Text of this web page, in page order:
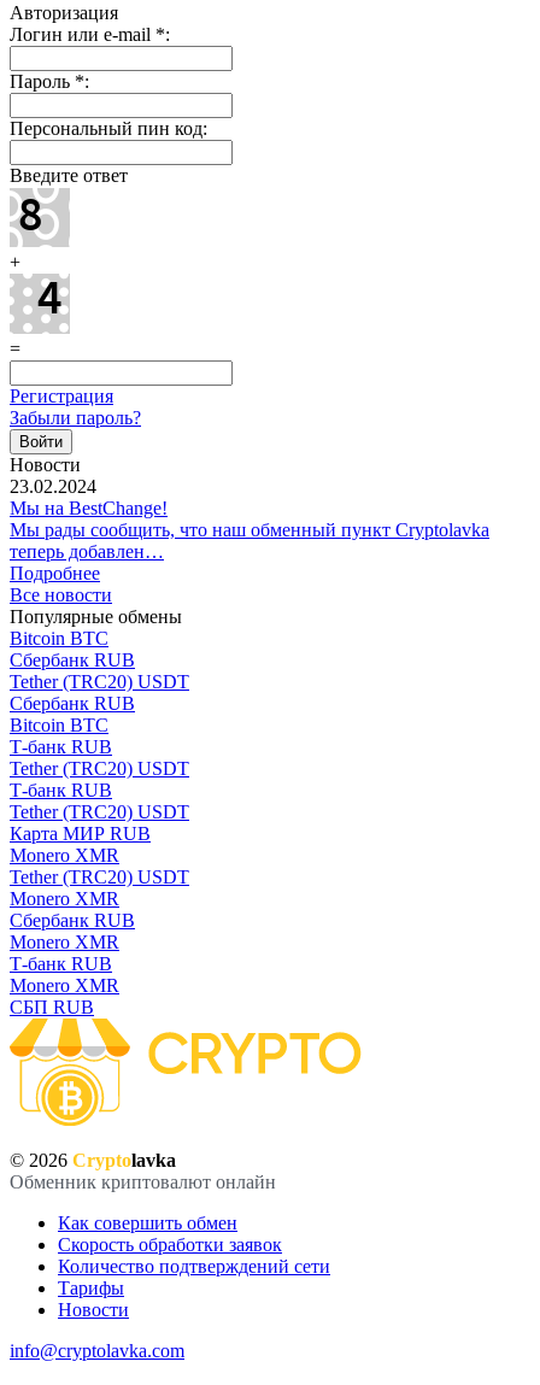
Авторизация
Логин или e-mail *:
Пароль *:
Персональный пин код:
Введите ответ
+
=
Регистрация
Забыли пароль?
Новости
23.02.2024
Мы на BestChange!
Мы рады сообщить, что наш обменный пункт Cryptolavka
теперь добавлен…
Подробнее
Все новости
Популярные обмены
Bitcoin BTC
Сбербанк RUB
Tether (TRC20) USDT
Сбербанк RUB
Bitcoin BTC
Т-банк RUB
Tether (TRC20) USDT
Т-банк RUB
Tether (TRC20) USDT
Карта МИР RUB
Monero XMR
Tether (TRC20) USDT
Monero XMR
Сбербанк RUB
Monero XMR
Т-банк RUB
Monero XMR
СБП RUB
© 2026 Cryptolavka
Обменник криптовалют онлайн
Как совершить обмен
Скорость обработки заявок
Количество подтверждений сети
Тарифы
Новости
info@cryptolavka.com